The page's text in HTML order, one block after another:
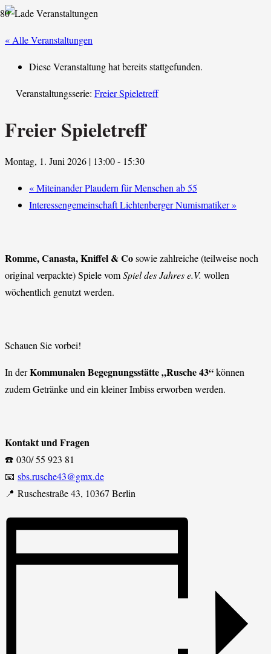
« Alle Veranstaltungen
Diese Veranstaltung hat bereits stattgefunden.
Veranstaltungsserie: Freier Spieletreff
Freier Spieletreff
Montag, 1. Juni 2026 | 13:00- 15:30
«Miteinander Plaudern für Menschen ab 55
Interessengemeinschaft Lichtenberger Numismatiker»
Romme, Canasta, Kniffel & Cosowie zahlreiche (teilweise noch
original verpackte) Spiele vomSpiel des Jahres e.V. wollen
wöchentlich genutzt werden.
Schauen Sie vorbei!
In derKommunalen Begegnungsstätte „Rusche 43“können
zudem Getränke und ein kleiner Imbiss erworben werden.
Kontakt und Fragen
☎️ 030/ 55 923 81
📧 sbs.rusche43@gmx.de
📍 Ruschestraße 43, 10367 Berlin